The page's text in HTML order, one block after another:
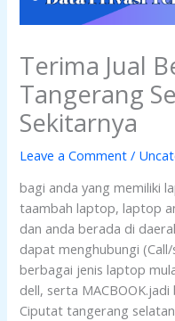
Terima Jual
Tangerang
Sekitarnya
Leave a Comment /
bagi anda yang memiliki
taambah laptop, laptop
dan anda berada di
dapat menghubungi
berbagai jenis laptop
dell, serta
Ciputat tangerang